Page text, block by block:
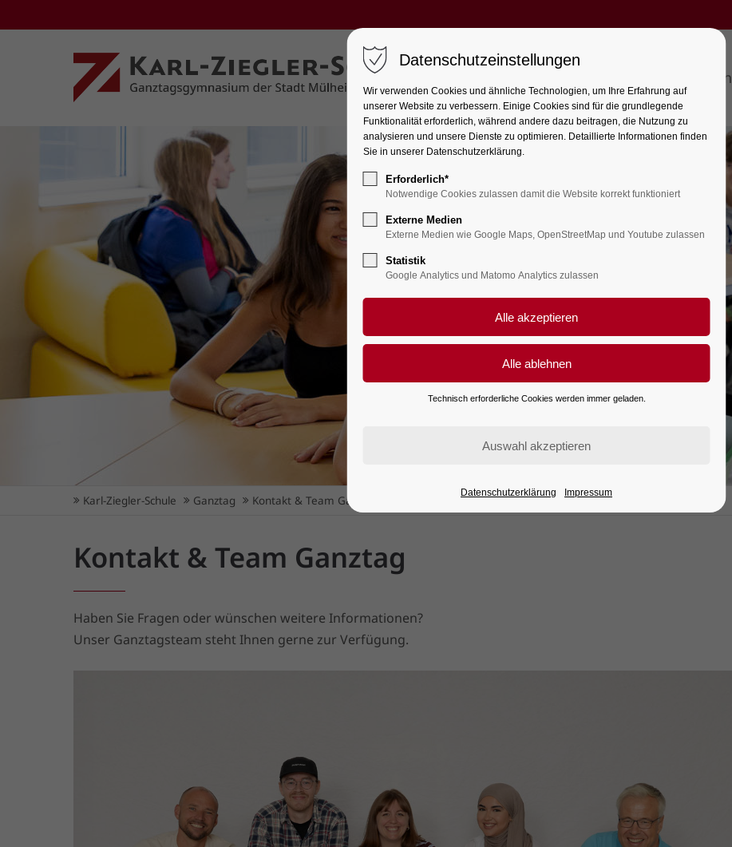
Leben
Karl-Ziegler-Schule Ganztag Kontakt & Team Ganztag
Kontakt & Team Ganztag
Haben Sie Fragen oder wünschen weitere Informationen?
Unser Ganztagsteam steht Ihnen gerne zur Verfügung.
Datenschutzeinstellungen
Wir verwenden Cookies und ähnliche Technologien, um Ihre Erfahrung auf
unserer Website zu verbessern. Einige Cookies sind für die grundlegende
Funktionalität erforderlich, während andere dazu beitragen, die Nutzung zu
analysieren und unsere Dienste zu optimieren. Detaillierte Informationen finden
Sie in unserer Datenschutzerklärung.
Erforderlich*
Notwendige Cookies zulassen damit die Website korrekt funktioniert
Externe Medien
Externe Medien wie Google Maps, OpenStreetMap und Youtube zulassen
Statistik
Google Analytics und Matomo Analytics zulassen
Technisch erforderliche Cookies werden immer geladen.
Datenschutzerklärung Impressum